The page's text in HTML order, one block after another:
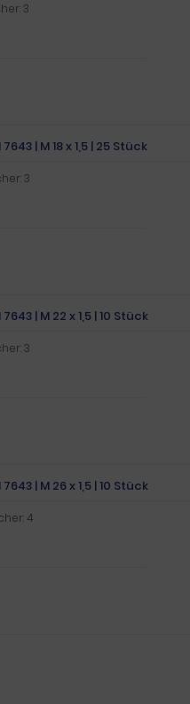
3
| M 18 x 1,5 | 25 Stück
3
| M 22 x 1,5 | 10 Stück
3
| M 26 x 1,5 | 10 Stück
4